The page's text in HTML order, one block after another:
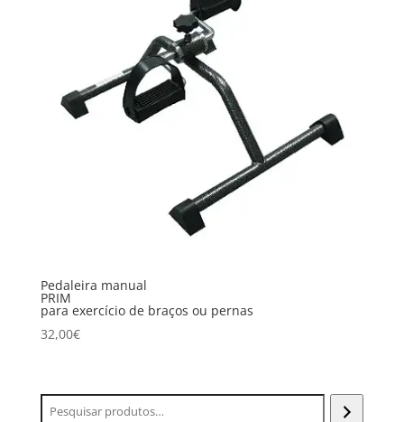
Pedaleira manual
PRIM
para exercício de braços ou pernas
32,00€